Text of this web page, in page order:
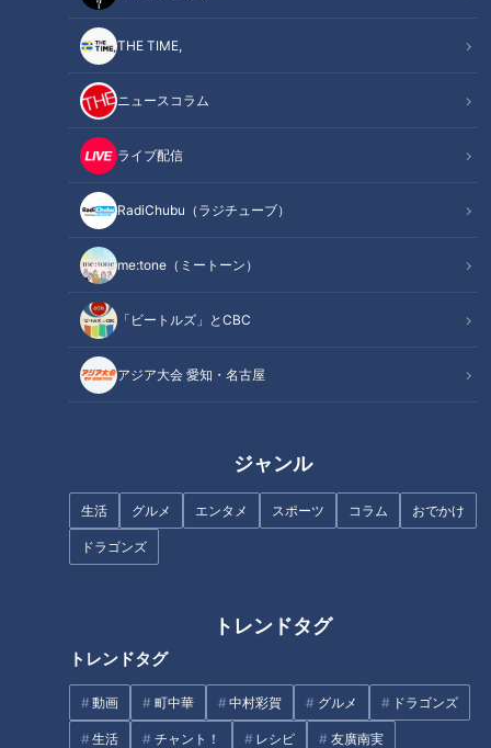
THE TIME,
ニュースコラム
ライブ配信
RadiChubu（ラジチューブ）
me:tone（ミートーン）
「ビートルズ」とCBC
アジア大会 愛知・名古屋
ジャンル
生活 グルメ エンタメ スポーツ コラム おでかけ
ドラゴンズ
トレンドタグ
トレンドタグ
動画 町中華 中村彩賀 グルメ ドラゴンズ
生活 チャント！ レシピ 友廣南実
記事に戻る
この記事を見たあなたへのおすすめ
した昭和の時代
時を嘆く“高校野球謎の練習”
【MBSコラボ】名古屋の人はな
んでも味噌をかけて食べる？ #
名古屋 #なごやめし #コラボ
#MBS #柳沢アナ
彼氏の影響で変わった友人に戸